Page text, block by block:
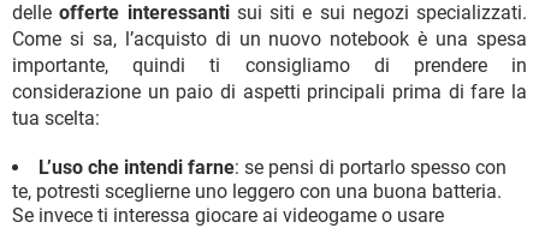
delleofferte interessantisui siti e sui negozi specializzati.
Come si sa, l’acquisto di un nuovo notebook è una spesa
importante, quindi ti consigliamo di prendere in
considerazione un paio di aspetti principali prima di fare la
tua scelta:
L’uso che intendi farne: se pensi di portarlo spesso con
te, potresti sceglierne uno leggero con una buona batteria.
Se invece ti interessa giocare ai videogame o usare